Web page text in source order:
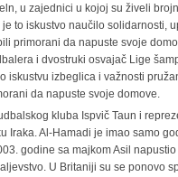
u zajednici u kojoj su živeli
to iskustvo naučilo solidarnosti,
primorani da napuste svoje
i dvostruki osvajač Lige
iskustvu izbeglica i važnosti
da napuste svoje domove.
kluba Ispvič Taun i
Iraka. Al-Hamadi je imao samo
godine sa majkom Asil
U Britaniji su se ponovo